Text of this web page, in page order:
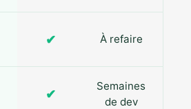
✔ À refaire
✔
Semaines
de dev